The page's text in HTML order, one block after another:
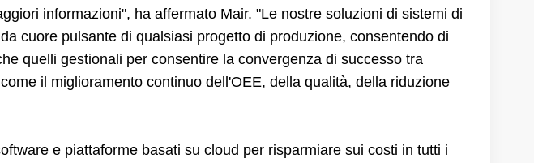
informazioni", ha affermato Mair. "Le nostre soluzioni di sistemi di
cuore pulsante di qualsiasi progetto di produzione, consentendo di
quelli gestionali per consentire la convergenza di successo tra
il miglioramento continuo dell'OEE, della qualità, della riduzione
e piattaforme basati su cloud per risparmiare sui costi in tutti i